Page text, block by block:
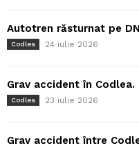
Autotren răsturnat pe
Codlea 24 iulie 2026
Grav accident în
Codlea 23 iulie 2026
Grav accident între